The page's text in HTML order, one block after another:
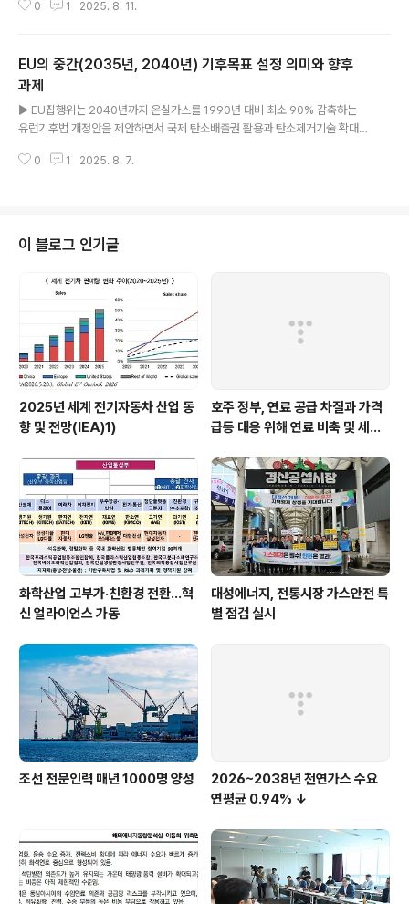
내용의 구체성 강화를 요구하며 기후 공동선언 여부를 중국 측과 협의 중임. 중
적 감축이행을 중국에 요구함. 환경단체 Greenpeace에 따르면, 중국은 202
5년 11.29GW 규모의 신규 석탄발전소 건설을 승인한 상태임. 중국은 주요 경
제국 중에서도 청정에너지 및 교통 부문에서 가장 빠른 전환을 보이고 있으나..
0 1 2025. 8. 11.
EU의 중간(2035년, 2040년) 기후목표 설정 의미와 향후
과제
▶ EU집행위는 2040년까지 온실가스를 1990년 대비 최소 90% 감축하는
유럽기후법 개정안을 제안하면서 국제 탄소배출권 활용과 탄소제거기술 확대
이에 대해 다양한 입장을 나타내고 있으며, 특히, 독일, 프랑스, 폴란드, 헝가리
기후목표는 달성이 가능하다는 전망에도 불구하고 글로벌 무역 갈등에 따른 청
정기술 공급망 불안정성, 높은 공공부채로 인한 청정에너지 투자여력 축소 등
지경학적 위험과 기..
0 1 2025. 8. 7.
이 블로그 인기글
2025년 세계 전기자동차 산업 동
향 및 전망(IEA)1)
호주 정부, 연료 공급 차질과 가격
급등 대응 위해 연료 비축 및 세제
화학산업 고부가‧친환경 전환…혁
신 얼라이언스 가동
대성에너지, 전통시장 가스안전 특
별 점검 실시
조선 전문인력 매년 1000명 양성
2026~2038년 천연가스 수요
연평균 0.94% ↓